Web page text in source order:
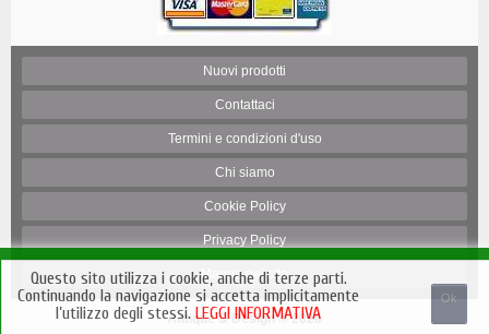
Nuovi prodotti
Contattaci
Termini e condizioni d'uso
Chi siamo
Cookie Policy
Privacy Policy
Mappa del sito
Questo sito utilizza i cookie, anche di terze parti.
Continuando la navigazione si accetta implicitamente
l’utilizzo degli stessi. LEGGI INFORMATIVA
Ok
Antique & Design © 2026